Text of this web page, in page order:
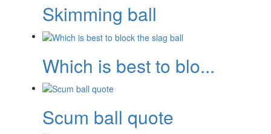
Skimming ball
Which is best to blo...
Scum ball quote